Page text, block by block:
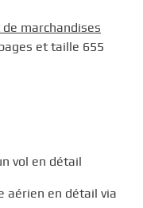
marchandises
et taille 655
vol en détail
aérien en détail via